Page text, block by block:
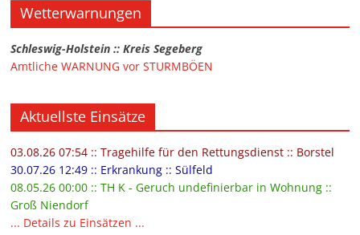
Wetterwarnungen
Schleswig-Holstein :: Kreis Segeberg
Amtliche WARNUNG vor STURMBÖEN
Aktuellste Einsätze
03.08.26 07:54 :: Tragehilfe für den Rettungsdienst :: Borstel
30.07.26 12:49 :: Erkrankung :: Sülfeld
08.05.26 00:00 :: TH K - Geruch undefinierbar in Wohnung ::
Groß Niendorf
... Details zu Einsätzen ...